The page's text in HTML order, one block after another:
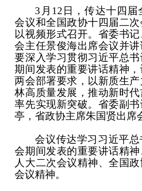
3月12日，传达十四届
会议和全国政协十四届二
以视频形式召开。省委书
会主任景俊海出席会议并讲
要深入学习贯彻习近平总
期间发表的重要讲话精神
两会部署要求，以新质生
林高质量发展，推动新时
率先实现新突破。省委副
亭，省政协主席朱国贤出席
会议传达学习习近平
会期间发表的重要讲话精
人大二次会议精神、全国
会议精神。